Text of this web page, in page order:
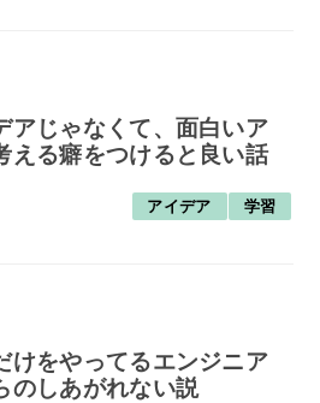
アじゃなくて、面白いア
える癖をつけると良い話
アイデア 学習
けをやってるエンジニア
のしあがれない説